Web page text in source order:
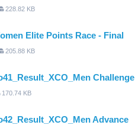
228.82 KB
Elite Points Race - Final
205.88 KB
Challenge
170.74 KB
Advance